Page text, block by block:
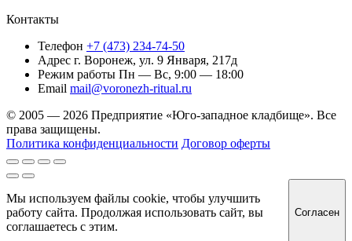
Контакты
Телефон +7 (473) 234-74-50
Адрес г. Воронеж, ул. 9 Января, 217д
Режим работы Пн — Вс, 9:00 — 18:00
Email mail@voronezh-ritual.ru
© 2005 — 2026 Предприятие «Юго-западное кладбище». Все
права защищены.
Политика конфиденциальности Договор оферты
Мы используем файлы cookie, чтобы улучшить
работу сайта. Продолжая использовать сайт, вы
соглашаетесь с этим.
Согласен